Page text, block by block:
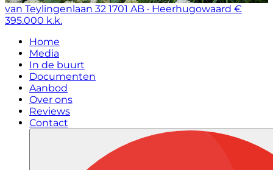
van Teylingenlaan 32 1701 AB · Heerhugowaard €
395.000 k.k.
Home
Media
In de buurt
Documenten
Aanbod
Over ons
Reviews
Contact